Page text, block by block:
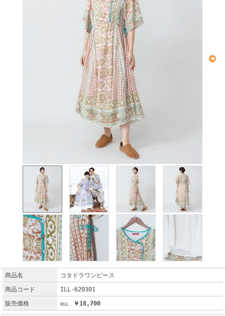
商品名
コタドラワンピース
商品コード
ILL-620301
販売価格
￥18,700